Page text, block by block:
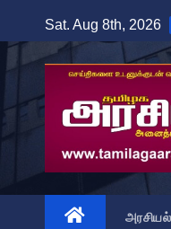
to
content
Sat. Aug 8th, 2026
அரசியல்